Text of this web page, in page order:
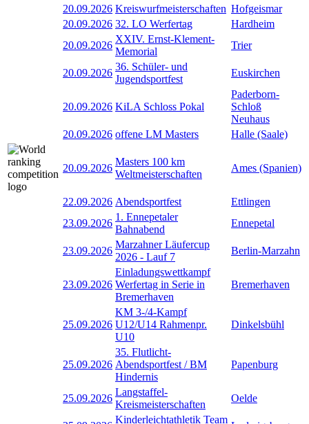
20.09.2026 Kreiswurfmeisterschaften Hofgeismar
20.09.2026 32. LO Werfertag
Hardheim
20.09.2026
XXIV. Ernst-Klement-
Memorial
Trier
20.09.2026
36. Schüler- und
Jugendsportfest
Euskirchen
20.09.2026 KiLA Schloss Pokal
Paderborn-
Schloß
Neuhaus
20.09.2026 offene LM Masters Halle (Saale)
20.09.2026
Masters 100 km
Weltmeisterschaften
Ames (Spanien)
22.09.2026 Abendsportfest
Ettlingen
23.09.2026
1. Ennepetaler
Bahnabend
Ennepetal
23.09.2026
Marzahner Läufercup
2026 - Lauf 7
Berlin-Marzahn
23.09.2026
Einladungswettkampf
Werfertag in Serie in
Bremerhaven
Bremerhaven
25.09.2026
KM 3-/4-Kampf
U12/U14 Rahmenpr.
U10
Dinkelsbühl
25.09.2026
35. Flutlicht-
Abendsportfest / BM
Hindernis
Papenburg
25.09.2026
Langstaffel-
Kreismeisterschaften
Oelde
Kinderleichtathletik Team